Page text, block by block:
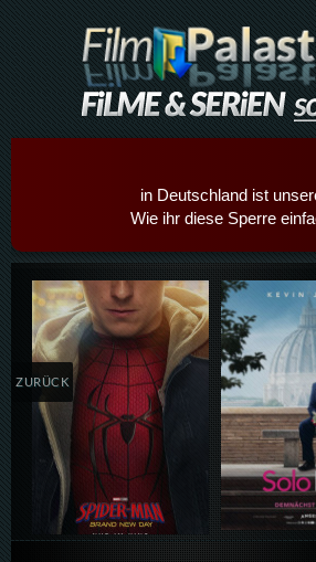
in Deutschland ist
Wie ihr diese Sperre
Details,Play
ZURÜCK